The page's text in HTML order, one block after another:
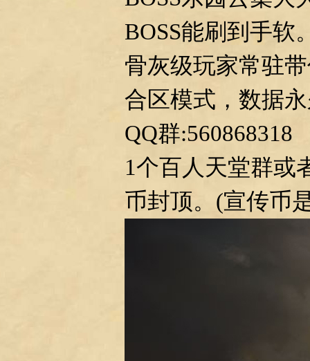
BOSS能刷到手软
骨灰级玩家常驻
合区模式，数据
QQ群:560868318
1个百人天堂群或
币封顶。(宣传币